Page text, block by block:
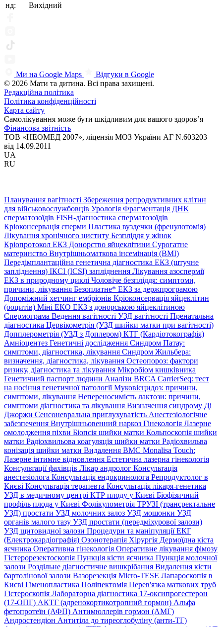
нд:
Вихідний
Ми на Google Maps
Відгуки в Google
© 2026 Мати та дитина. Всі права захищені.
Редакційна політика
Політика конфіденційності
Карта сайту
Самолікування може бути шкідливим для вашого здоров’я
Фінансова звітність
ТОВ «НЕОМЕД 2007», ліцензія МОЗ України АГ N.603203
від 14.09.2011
UA
RU
Планування вагітності Збереження репродуктивних клітин
для військовослужбовців Урологія Фрагментація ДНК
сперматозоїдів FISH-діагностика сперматозоїдів
Кріоконсервація сперми Пластика вуздечки (френулотомія)
Лікування хронічного циститу Безпліддя у жінок
Кріопротокол ЕКЗ Донорство яйцеклітини Сурогатне
материнство Внутрішньоматкова інсемінація (ВМІ)
Передімплантаційна генетична діагностика ЕКЗ (штучне
запліднення) ІКСІ (ICSI) запліднення Лікування азоспермії
ЕКЗ в природному циклі Чоловіче безпліддя: симптоми,
причини, лікування Безоплатне* ЕКЗ за держпрограмою
Допоміжний хетчинг ембріонів Кріоконсервація яйцеклітин
(ооцитів) Міні ЕКО ЕКЗ з донорською яйцеклітиною
Спермограма Ведення вагітності УЗД вагітності Пренатальна
діагностика Цервікометрія (УЗД шийки матки при вагітності)
Допплерометрія (УЗД з Доплером) КТГ (Кардіотокографія)
Амніоцентез Генетичні дослідження Синдром Патау:
симптоми, дiагностика, лiкування Синдром Жильбера:
визначення, діагностика, лікування Остеопороз: фактори
ризику, діагностика та лікування Мікробіом кишківника
Генетичний паспорт людини Аналізи BRCA CarrierSeq: тест
на носіння генетичної патологіїМуковісцидоз: причини,
симптоми, лікування Непереносимість лактози: причини,
симптоми діагностика та лікування Визначення синдрому Ді
Джоржи Сенсоневральна приглухуватість Анестезіологічне
забезпечення Внутрішньовенний наркоз Гінекологія Лазерне
омолодження піхви Біопсія шийки матки Кольпоскопія шийки
матки Радіохвильова коагуляція шийки матки Радіохвильва
конізація шийки матки Видалення ВМС Monalisa Touch:
Лазерне інтимне відновлення Естетична лазерна гінекологія
Консультації фахівців Лікар андролог Консультація
анестезіолога Консультація ендокринолога Репродуктолог в
Києві Консультація терапевта Консультація лікаря-генетика
УЗД в медичному центрі КТР плоду у Києві Біофізичний
профіль плода у Києві Фолікулометрія ТРУЗІ (трансректальне
УЗД) простати УЗД молочних залоз УЗД мошонки УЗД
органів малого тазу УЗД простати (передміхурової залози)
УЗД щитовидної залози Процедури та маніпуляціїЕКГ
(Електрокардіографія) Озонотерапія Хірургія Дермоїдна кіста
яєчника Оперативна гінекологія Оперативне лікування фімозу
Гістерорезектоскопія Пункція кісти яєчника Пункція молочної
залози Роздільне діагностичне вишкрібання Видалення кісти
бартолінової залози Вазорезекція Micro-TESE Лапароскопія в
Києві Гіменопластика Поліпектомія Перев'язка маткових труб
Гістероскопія Лабораторна діагностика 17-оксипрогестерон
(17-ОПГ) АКТГ (адренокортикотропний гормон) Альфа
фетопротеїн (АФП) Антимюллерів гормон (АМГ)
Андростендіон Антитіла до тиреоглобуліну (анти-ТГ)